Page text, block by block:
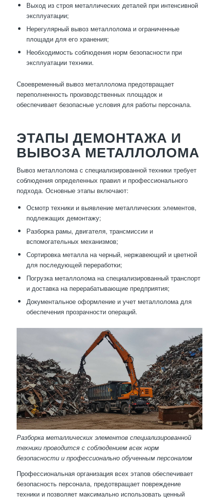
Выход из строя металлических деталей при интенсивной
эксплуатации;
Нерегулярный вывоз металлолома и ограниченные
площади для его хранения;
Необходимость соблюдения норм безопасности при
эксплуатации техники.
Своевременный вывоз металлолома предотвращает
переполненность производственных площадок и
обеспечивает безопасные условия для работы персонала.
ЭТАПЫ ДЕМОНТАЖА И
ВЫВОЗА МЕТАЛЛОЛОМА
Вывоз металлолома с специализированной техники требует
соблюдения определенных правил и профессионального
подхода. Основные этапы включают:
Осмотр техники и выявление металлических элементов,
подлежащих демонтажу;
Разборка рамы, двигателя, трансмиссии и
вспомогательных механизмов;
Сортировка металла на черный, нержавеющий и цветной
для последующей переработки;
Погрузка металлолома на специализированный транспорт
и доставка на перерабатывающие предприятия;
Документальное оформление и учет металлолома для
обеспечения прозрачности операций.
Разборка металлических элементов специализированной
техники проводится с соблюдением всех норм
безопасности и профессионально обученным персоналом
Профессиональная организация всех этапов обеспечивает
безопасность персонала, предотвращает повреждение
техники и позволяет максимально использовать ценный